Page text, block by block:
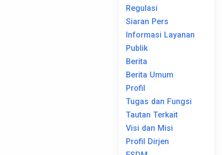
Regulasi
Siaran Pers
Informasi Layanan
Publik
Berita
Berita Umum
Profil
Tugas dan Fungsi
Tautan Terkait
Visi dan Misi
Profil Dirjen